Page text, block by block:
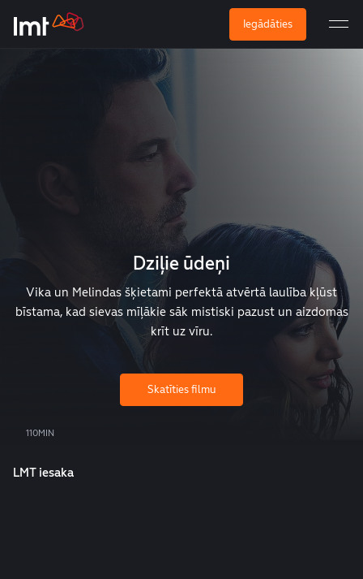
Iegādāties
Dziļie ūdeņi
Vika un Melindas šķietami perfektā atvērtā laulība kļūst
bīstama, kad sievas mīļākie sāk mistiski pazust un aizdomas
krīt uz vīru.
Skatīties filmu
110MIN
LMT iesaka